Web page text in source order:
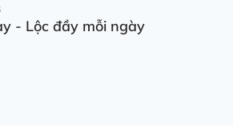
- Lộc đầy mỗi ngày